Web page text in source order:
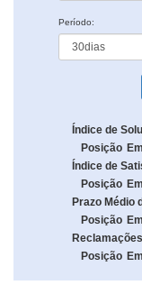
Período:
Índice de
Posição
Índice de
Posição
Prazo Médio
Posição
Posição